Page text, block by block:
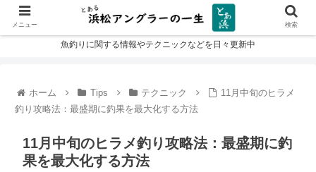
魚釣りに関する情報やテクニックなどを日々更新中
ホーム Tips テクニック
11月中旬のヒラメ
釣り攻略法：最盛期に釣果を最大化する方法
11月中旬のヒラメ釣り攻略法：最盛期に釣
果を最大化する方法
メニュー 検索